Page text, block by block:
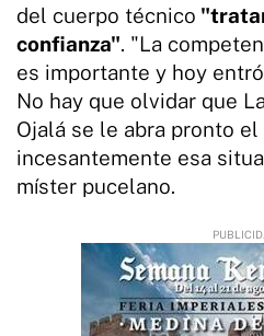
del cuerpo técnico
confianza". "La
es importante y hoy
No hay que olvidar que
Ojalá se le abra pronto
incesantemente esa
míster pucelano.